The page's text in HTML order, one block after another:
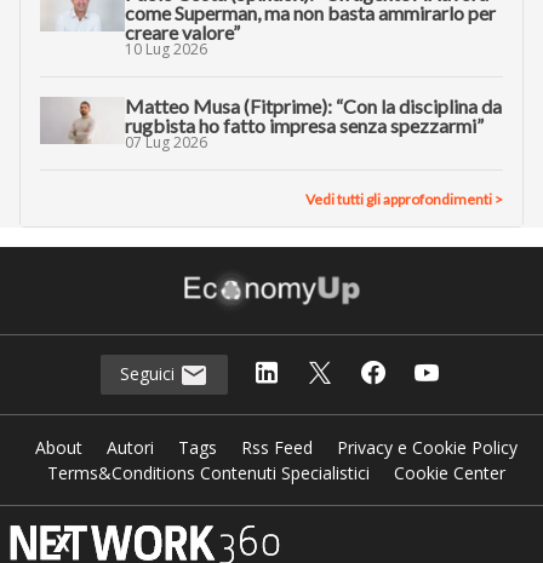
come Superman, ma non basta ammirarlo per
creare valore”
10 Lug 2026
Matteo Musa (Fitprime): “Con la disciplina da
rugbista ho fatto impresa senza spezzarmi”
07 Lug 2026
Vedi tutti gli approfondimenti >
Seguici
About Autori Tags Rss Feed
Privacy e Cookie Policy
Terms&Conditions Contenuti Specialistici
Cookie Center